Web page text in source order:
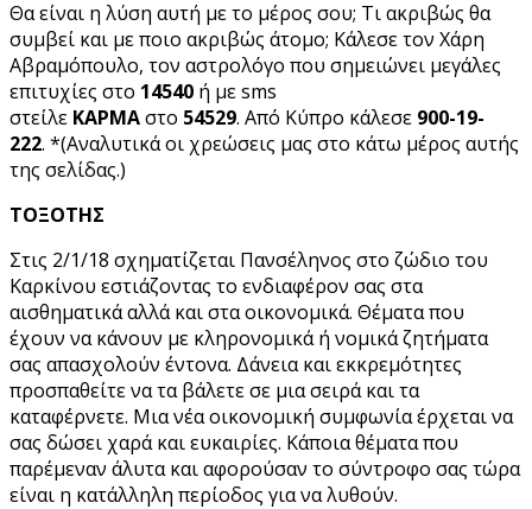
Θα είναι η λύση αυτή με το μέρος σου; Τι ακριβώς θα
συμβεί και με ποιο ακριβώς άτομο; Κάλεσε τον Χάρη
Αβραμόπουλο, τον αστρολόγο που σημειώνει μεγάλες
επιτυχίες στο 14540 ή με sms
στείλε ΚΑΡΜΑστο 54529. Από Κύπρο κάλεσε 900-19-
222. *(Aναλυτικά οι χρεώσεις μας στο κάτω μέρος αυτής
της σελίδας.)
ΤΟΞΟΤΗΣ
Στις 2/1/18 σχηματίζεται Πανσέληνος στο ζώδιο του
Καρκίνου εστιάζοντας το ενδιαφέρον σας στα
αισθηματικά αλλά και στα οικονομικά. Θέματα που
έχουν να κάνουν με κληρονομικά ή νομικά ζητήματα
σας απασχολούν έντονα. Δάνεια και εκκρεμότητες
προσπαθείτε να τα βάλετε σε μια σειρά και τα
καταφέρνετε. Μια νέα οικονομική συμφωνία έρχεται να
σας δώσει χαρά και ευκαιρίες. Κάποια θέματα που
παρέμεναν άλυτα και αφορούσαν το σύντροφο σας τώρα
είναι η κατάλληλη περίοδος για να λυθούν.